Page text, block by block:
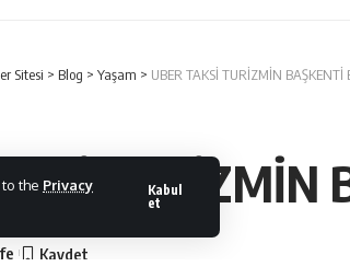
the Privacy
Kabul
et
Sitesi > Blog > Yaşam > UBER TAKSİ TURİZMİN BAŞKENTİ
TURİZMİN